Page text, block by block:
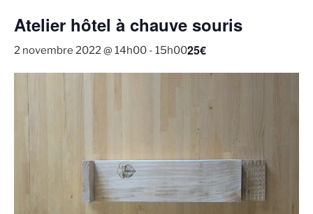
Atelier hôtel à chauve souris
2 novembre 2022 @ 14h00 - 15h0025€